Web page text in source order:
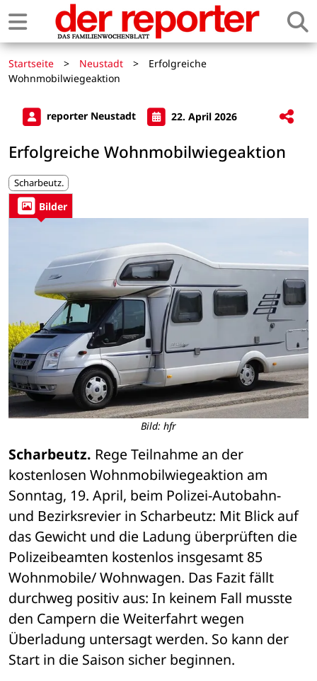
Startseite > Neustadt >
Erfolgreiche
Wohnmobilwiegeaktion
reporter Neustadt 22. April 2026
Erfolgreiche Wohnmobilwiegeaktion
Scharbeutz.
Bilder
Bild: hfr
Scharbeutz. Rege Teilnahme an der
kostenlosen Wohnmobilwiegeaktion am
Sonntag, 19. April, beim Polizei-Autobahn-
und Bezirksrevier in Scharbeutz: Mit Blick auf
das Gewicht und die Ladung überprüften die
Polizeibeamten kostenlos insgesamt 85
Wohnmobile/ Wohnwagen. Das Fazit fällt
durchweg positiv aus: In keinem Fall musste
den Campern die Weiterfahrt wegen
Überladung untersagt werden. So kann der
Start in die Saison sicher beginnen.